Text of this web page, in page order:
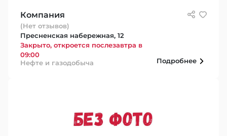
Компания
(Нет отзывов)
Пресненская набережная, 12
Закрыто, откроется послезавтра в
09:00
Нефте и газодобыча
Подробнее